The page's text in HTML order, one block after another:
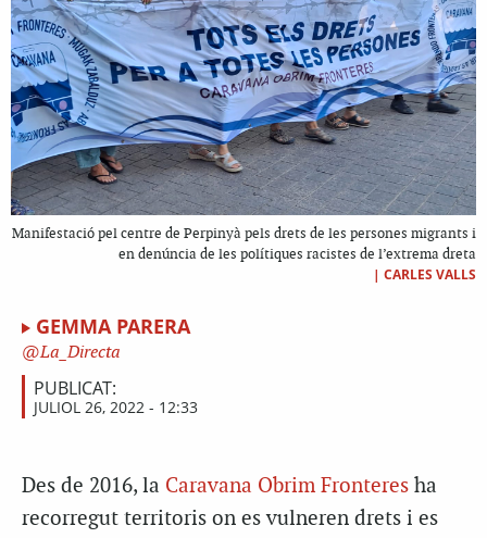
Manifestació pel centre de Perpinyà pels drets de les persones migrants i
en denúncia de les polítiques racistes de l’extrema dreta
| CARLES VALLS
GEMMA PARERA
La_Directa
PUBLICAT:
JULIOL 26, 2022 - 12:33
Des de 2016, la Caravana Obrim Fronteres ha
recorregut territoris on es vulneren drets i es